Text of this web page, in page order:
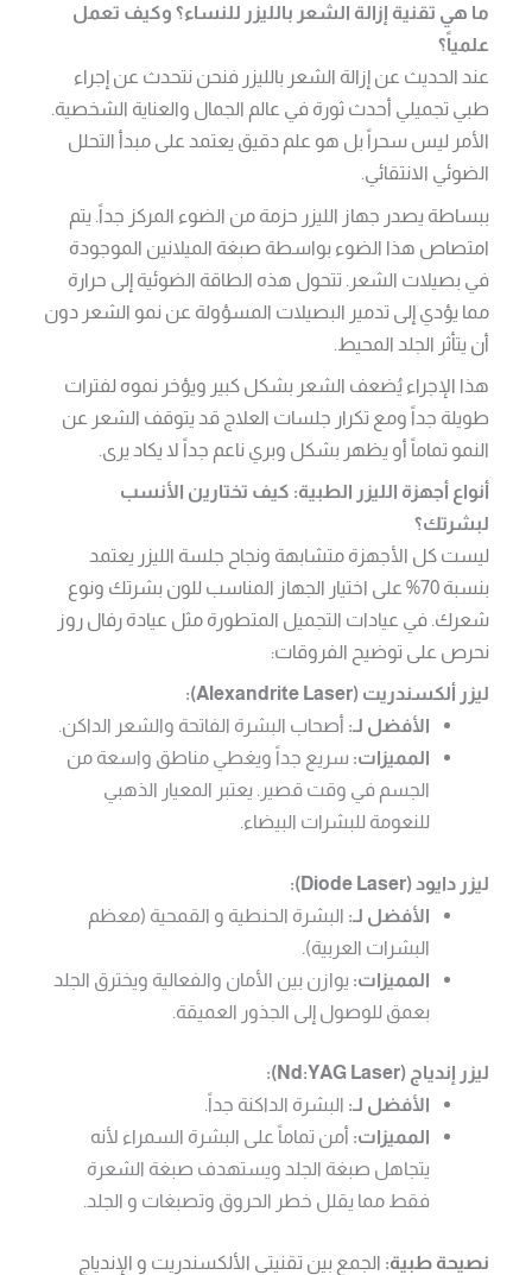
ما هي تقنية إزالة الشعر بالليزر للنساء؟ وكيف تعمل
علمياً؟
عند الحديث عن إزالة الشعر بالليزر فنحن نتحدث عن إجراء
طبي تجميلي أحدث ثورة في عالم الجمال والعناية الشخصية.
الأمر ليس سحراً بل هو علم دقيق يعتمد على مبدأ التحلل
الضوئي الانتقائي.
ببساطة يصدر جهاز الليزر حزمة من الضوء المركز جداً. يتم
امتصاص هذا الضوء بواسطة صبغة الميلانين الموجودة
في بصيلات الشعر. تتحول هذه الطاقة الضوئية إلى حرارة
مما يؤدي إلى تدمير البصيلات المسؤولة عن نمو الشعر دون
أن يتأثر الجلد المحيط.
هذا الإجراء يُضعف الشعر بشكل كبير ويؤخر نموه لفترات
طويلة جداً ومع تكرار جلسات العلاج قد يتوقف الشعر عن
النمو تماماً أو يظهر بشكل وبري ناعم جداً لا يكاد يرى.
أنواع أجهزة الليزر الطبية: كيف تختارين الأنسب
لبشرتك؟
ليست كل الأجهزة متشابهة ونجاح جلسة الليزر يعتمد
بنسبة 70% على اختيار الجهاز المناسب للون بشرتك ونوع
شعرك. في عيادات التجميل المتطورة مثل عيادة رفال روز
نحرص على توضيح الفروقات:
ليزر ألكسندريت (Alexandrite Laser):
الأفضل لـ: أصحاب البشرة الفاتحة والشعر الداكن.
المميزات: سريع جداً ويغطي مناطق واسعة من
الجسم في وقت قصير. يعتبر المعيار الذهبي
للنعومة للبشرات البيضاء.
ليزر دايود (Diode Laser):
الأفضل لـ: البشرة الحنطية و القمحية (معظم
البشرات العربية).
المميزات: يوازن بين الأمان والفعالية ويخترق الجلد
بعمق للوصول إلى الجذور العميقة.
ليزر إندياج (Nd:YAG Laser):
الأفضل لـ: البشرة الداكنة جداً.
المميزات: أمن تماماً على البشرة السمراء لأنه
يتجاهل صبغة الجلد ويستهدف صبغة الشعرة
فقط مما يقلل خطر الحروق وتصبغات و الجلد.
نصيحة طبية: الجمع بين تقنيتي الألكسندريت و الإندياج